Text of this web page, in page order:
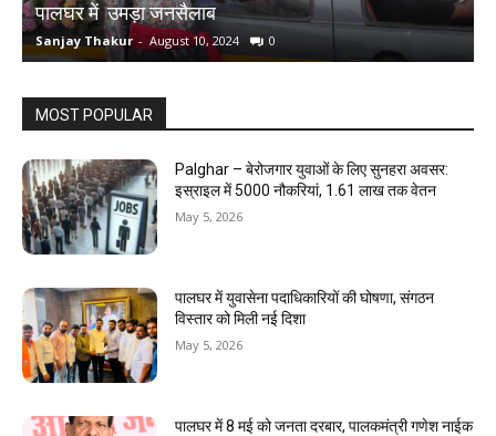
पालघर में उमड़ा जनसैलाब
Sanjay Thakur - August 10, 2024 0
MOST POPULAR
Palghar – बेरोजगार युवाओं के लिए सुनहरा अवसर:
इस्राइल में 5000 नौकरियां, ₹1.61 लाख तक वेतन
May 5, 2026
पालघर में युवासेना पदाधिकारियों की घोषणा, संगठन
विस्तार को मिली नई दिशा
May 5, 2026
पालघर में 8 मई को जनता दरबार, पालकमंत्री गणेश नाईक